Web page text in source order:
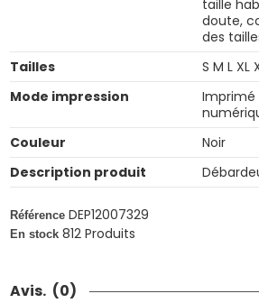
taille
doute,
des
Tailles
S M L XL
Mode impression
Imprimé
Couleur
Noir
Description produit
Référence DEP12007329
En stock 812 Produits
Avis. (0)